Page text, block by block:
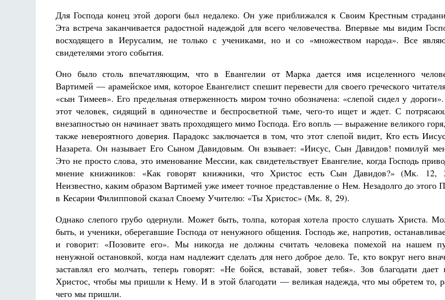
Для Господа конец этой дороги был недалеко. Он уже приближался к Своим Крестным
Эта встреча заканчивается радостной надеждой для всего человечества. Впервые мы видим
восходящего в Иерусалим, не только с учениками, но и со «множеством народа». Все
свидетелями этого события.
Оно было столь впечатляющим, что в Евангелии от Марка дается имя исцеленного
Вартимей — арамейское имя, которое Евангелист спешит перевести для своего греческого
«сын Тимеев». Его предельная отверженность миром точно обозначена: «слепой сидел у
этот человек, сидящий в одиночестве и беспросветной тьме, чего-то ищет и ждет. С
внезапностью он начинает звать проходящего мимо Господа. Его вопль — выражение великого
также невероятного доверия. Парадокс заключается в том, что этот слепой видит, Кто есть
Назарета. Он называет Его Сыном Давидовым. Он взывает: «Иисус, Сын Давидов! помилуй
Это не просто слова, это именование Мессии, как свидетельствует Евангелие, когда Господь
мнение книжников: «Как говорят книжники, что Христос есть Сын Давидов?» (Мк. 12,
Неизвестно, каким образом Вартимей уже имеет точное представление о Нем. Незадолго до этого
в Кесарии Филипповой сказал Своему Учителю: «Ты Христос» (Мк. 8, 29).
Однако слепого грубо одернули. Может быть, толпа, которая хотела просто слушать Христа.
быть, и ученики, оберегавшие Господа от ненужного общения. Господь же, напротив,
и говорит: «Позовите его». Мы никогда не должны считать человека помехой на нашем
ненужной остановкой, когда нам надлежит сделать для него доброе дело. Те, кто вокруг него
заставлял его молчать, теперь говорят: «Не бойся, вставай, зовет тебя». Зов благодати дает
Христос, чтобы мы пришли к Нему. И в этой благодати — великая надежда, что мы обретем то,
чего мы пришли.
Разлуки не будет
Фредерика де Грааф Как найти своё место в жизни
Великомученик Георгий Победоносец.
Роман Котов